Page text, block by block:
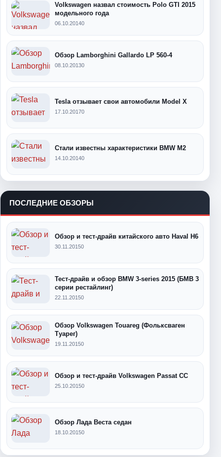
Volkswagen назвал стоимость Polo GTI 2015
модельного года
06.10.20140
Обзор Lamborghini Gallardo LP 560-4
08.10.20130
Tesla отзывает свои автомобили Model X
17.10.20170
Стали известны характеристики BMW M2
14.10.20140
ПОСЛЕДНИЕ ОБЗОРЫ
Обзор и тест-драйв китайского авто Haval H6
30.11.20150
Тест-драйв и обзор BMW 3-series 2015 (БМВ 3
серии рестайлинг)
22.11.20150
Обзор Volkswagen Touareg (Фольксваген
Туарег)
19.11.20150
Обзор и тест-драйв Volkswagen Passat CC
25.10.20150
Обзор Лада Веста седан
18.10.20150